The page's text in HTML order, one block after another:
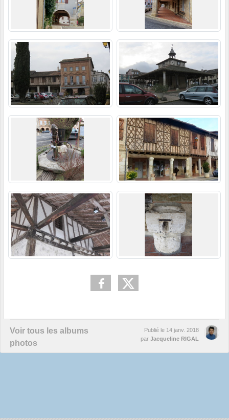
Voir tous les albums
photos
Publié le 14 janv. 2018
par Jacqueline RIGAL